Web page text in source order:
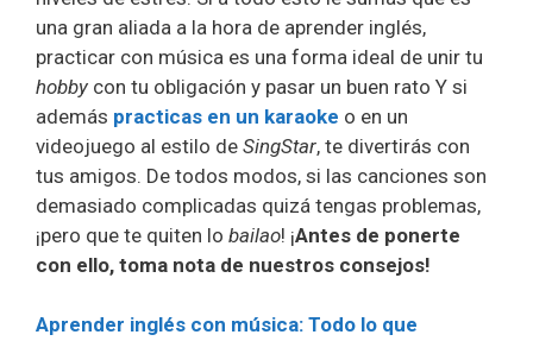
una gran aliada a la hora de aprender inglés,
practicar con música es una forma ideal de unir tu
hobby con tu obligación y pasar un buen rato Y si
además practicas en un karaoke o en un
videojuego al estilo de SingStar, te divertirás con
tus amigos. De todos modos, si las canciones son
demasiado complicadas quizá tengas problemas,
¡pero que te quiten lo bailao! ¡Antes de ponerte
con ello, toma nota de nuestros consejos!
Aprender inglés con música: Todo lo que